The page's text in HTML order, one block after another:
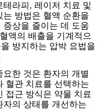
라피, 레이저 치료 및
방법은 혈액 순환을
상을 줄이는 데 도움
액의 배출을 기계적으
방지하는 압박 요법을
한 것은 환자의 개별
혈관 치료를 선택하는
접근 방식은 약물 치료
의 상태를 개선하는